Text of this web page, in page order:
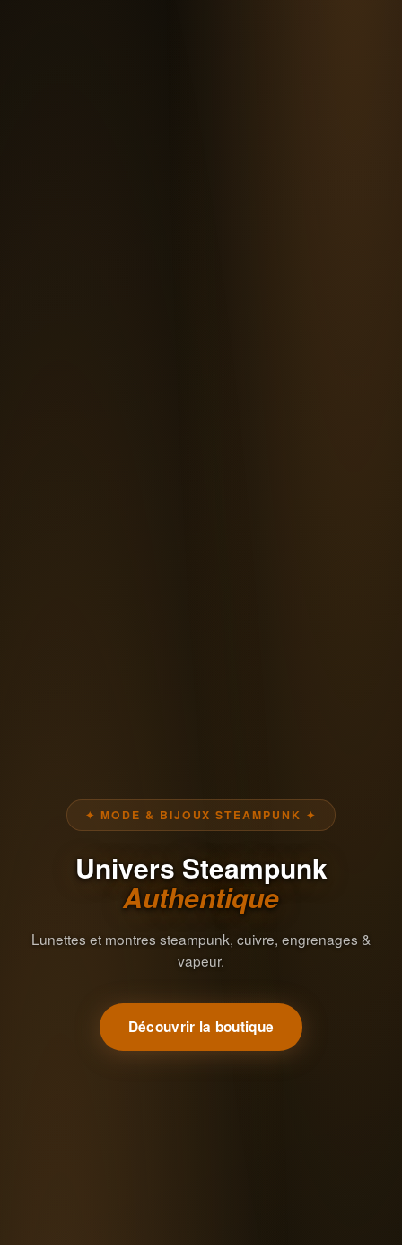
✦ MODE & BIJOUX STEAMPUNK ✦
Univers Steampunk
Authentique
Lunettes et montres steampunk, cuivre, engrenages &
vapeur.
Découvrir la boutique